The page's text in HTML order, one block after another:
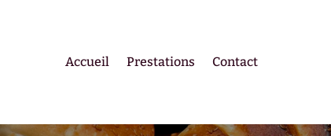
Accueil Prestations Contact